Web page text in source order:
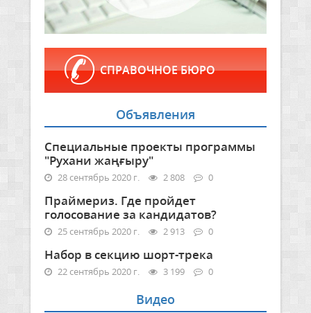
СПРАВОЧНОЕ БЮРО
Объявления
Специальные проекты программы
"Рухани жаңғыру"
28 сентябрь 2020 г. 2 808 0
Праймериз. Где пройдет
голосование за кандидатов?
25 сентябрь 2020 г. 2 913 0
Набор в секцию шорт-трека
22 сентябрь 2020 г. 3 199 0
Видео